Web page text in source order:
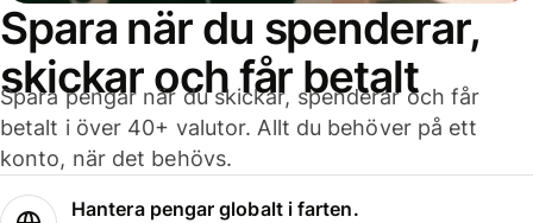
Spara när du spenderar,
skickar och får betalt
Spara pengar när du skickar, spenderar och får
betalt i över 40+ valutor. Allt du behöver på ett
konto, när det behövs.
Hantera pengar globalt i farten.